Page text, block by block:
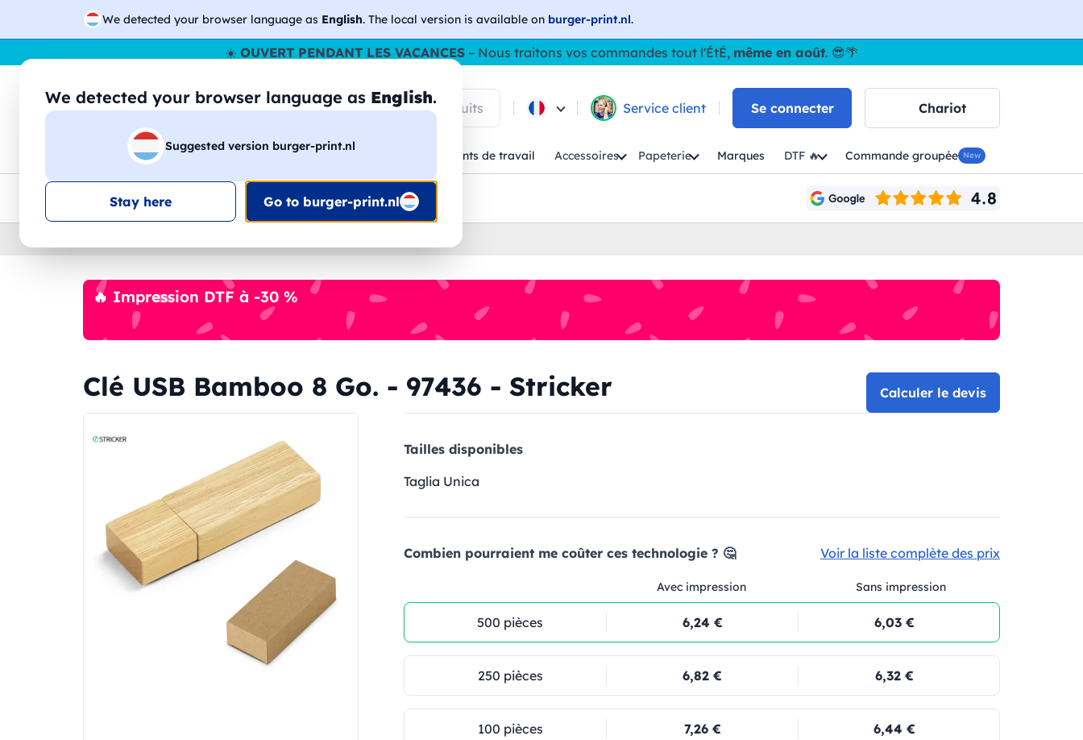
We detected your browser language as English. The local version is available on burger-print.nl.
We detected your browser language as English.
Suggested version burger-print.nl
Stay here Go to burger-print.nl
☀️ OUVERT PENDANT LES VACANCES – Nous traitons vos commandes tout l'ÉtÉ, même en août. 😎🌴
🔎 Recherchez parmi les produits Service client Se connecter Chariot
Sweat-shirts Homme Femme Vêtements de travail Accessoires Papeterie Marques DTF 🔥 Commande groupée New
Livraison UERemise quantité Service clientCroquis prépresse
🔥 Impression DTF à -30 %
Clé USB Bamboo 8 Go. - 97436 - Stricker Calculer le devis
Tailles disponibles
Taglia Unica
Combien pourraient me coûter ces technologie ? 🤔 Voir la liste complète des prix
Avec impression Sans impression
500 pièces 6,24 € 6,03 €
250 pièces 6,82 € 6,32 €
100 pièces 7,26 € 6,44 €